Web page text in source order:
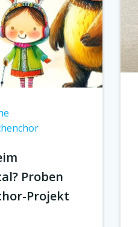
Proben
Projekt